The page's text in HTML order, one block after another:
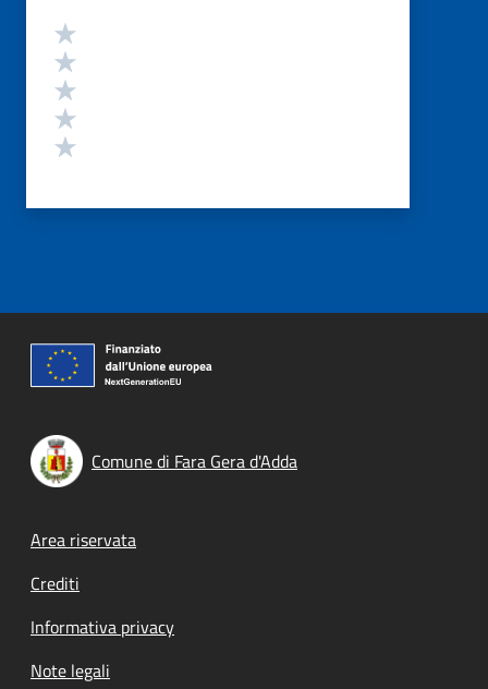
Valutazione
Comune di Fara Gera d'Adda
Footer menu
Area riservata
Crediti
Informativa privacy
Note legali